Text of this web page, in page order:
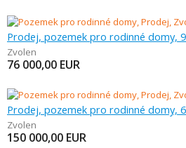
Prodej, pozemek pro rodinné domy,
Zvolen
76 000,00 EUR
Prodej, pozemek pro rodinné domy,
Zvolen
150 000,00 EUR